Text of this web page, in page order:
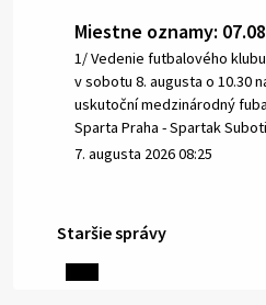
Miestne oznamy:
1/ Vedenie futbalového
v sobotu 8. augusta o 10.30
uskutoční medzinárodný
Sparta Praha - Spartak
7. augusta 2026 08:25
6. augusta 2026 08:13
Staršie správy